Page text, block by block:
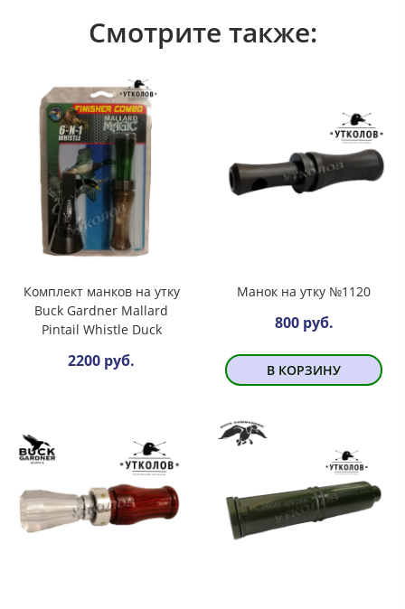
Смотрите также:
Комплект манков на утку
Buck Gardner Mallard
Pintail Whistle Duck
2200 руб.
Манок на утку №1120
800 руб.
В КОРЗИНУ